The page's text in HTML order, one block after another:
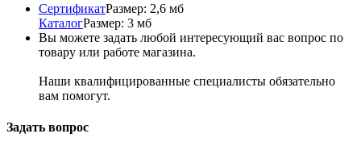
СертификатРазмер: 2,6 мб
КаталогРазмер: 3 мб
Вы можете задать любой интересующий вас вопрос по
товару или работе магазина.
Наши квалифицированные специалисты обязательно
вам помогут.
Задать вопрос